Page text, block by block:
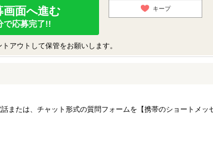
画面へ進む
で応募完了!!
キープ
アウトして保管をお願いします。
または、チャット形式の質問フォームを【携帯のショートメッ